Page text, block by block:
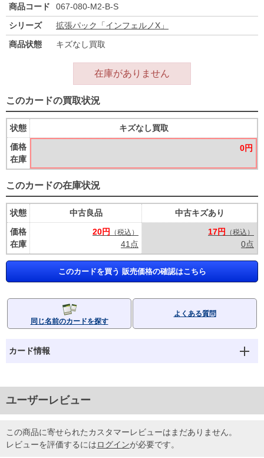
商品コード
067-080-M2-B-S
シリーズ
拡張パック「インフェルノX」
商品状態
キズなし買取
在庫がありません
このカードの買取状況
状態
価格
在庫
キズなし買取
0円
このカードの在庫状況
状態
価格
在庫
中古良品
20円
（税込）
41点
中古キズあり
17円
（税込）
0点
このカードを買う 販売価格の確認はこちら
同じ名前のカードを探す
よくある質問
カード情報
ユーザーレビュー
この商品に寄せられたカスタマーレビューはまだありません。
レビューを評価するにはログインが必要です。